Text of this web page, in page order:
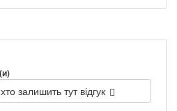
залишить тут відгук